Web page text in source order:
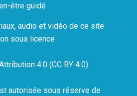
être guidé
audio et vidéo de ce site
sous licence
4.0 (CC BY 4.0)
autorisée sous réserve de